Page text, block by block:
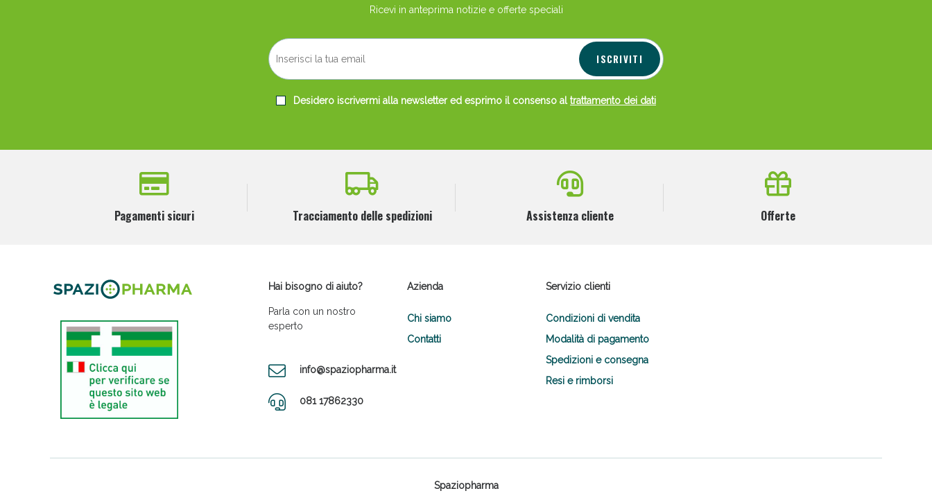
Ricevi in anteprima notizie e offerte speciali
ISCRIVITI
Desidero iscrivermi alla newsletter ed esprimo il consenso al trattamento dei dati
Pagamenti sicuri Tracciamento delle spedizioni Assistenza cliente Offerte
Hai bisogno di aiuto?
Parla con un nostro
esperto
info@spaziopharma.it
081 17862330
Azienda
Chi siamo
Contatti
Servizio clienti
Condizioni di vendita
Modalità di pagamento
Spedizioni e consegna
Resi e rimborsi
Spaziopharma
Scopri le offerte di Oggi